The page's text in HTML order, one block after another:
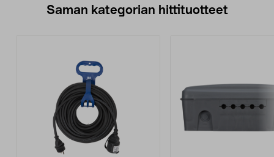
Saman kategorian hittituotteet